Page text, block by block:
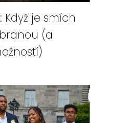
Když je smích
(a